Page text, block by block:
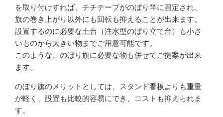
を取り付けすれば、チチテープがのぼり竿に固定され、
旗の巻き上がり以外にも回転も抑えることが出来ます。
設置するのに必要な土台（注水型のぼり立て台）も小さ
いものから大きい物までご用意可能です。
このような、のぼり旗に必要な物も併せてご提案が出来
ます。
のぼり旗のメリットとしては、スタンド看板よりも重量
が軽く、設置も比較的容易にでき、コストも抑えられま
す。